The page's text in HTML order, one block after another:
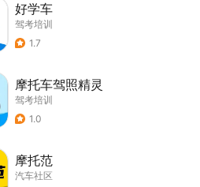
好学车
驾考培训
1.7
摩托车驾照精灵
驾考培训
1.0
摩托范
汽车社区